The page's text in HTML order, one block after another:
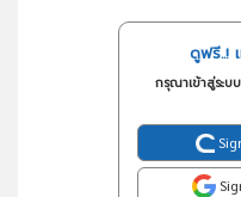
ดูฟรี..!
กรุณาเข้าสู่ระบ